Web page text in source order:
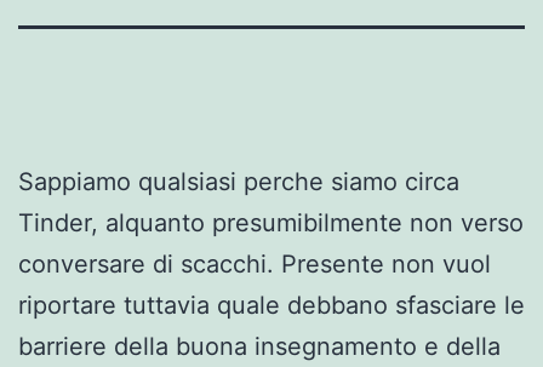
Sappiamo qualsiasi perche siamo circa
Tinder, alquanto presumibilmente non verso
conversare di scacchi. Presente non vuol
riportare tuttavia quale debbano sfasciare le
barriere della buona insegnamento e della